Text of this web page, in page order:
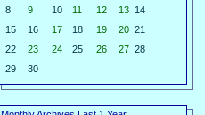
8
9 10 11 12 13 14
15
16 17 18 19 20 21
22
23 24 25 26 27 28
29
30